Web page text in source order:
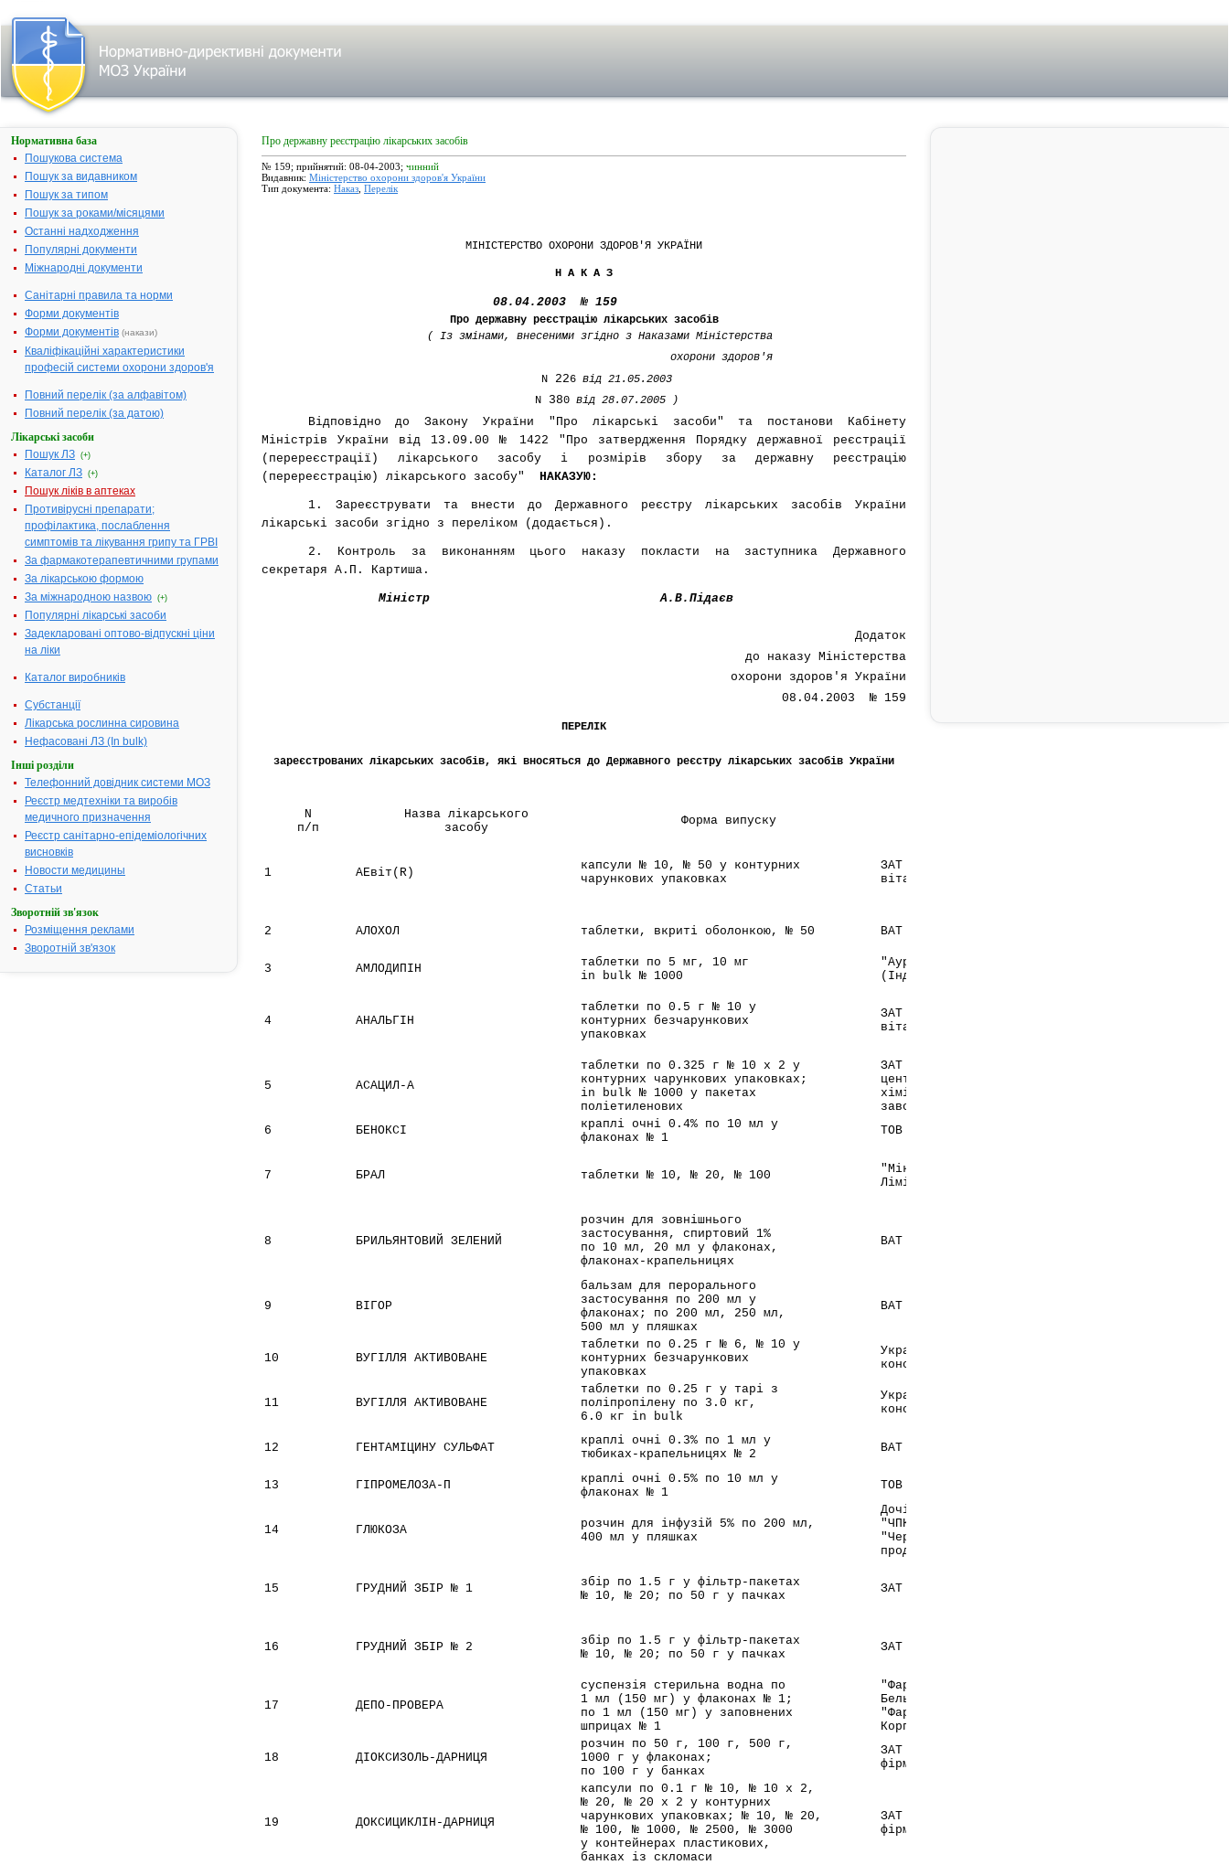
Нормативна база
Пошукова система
Пошук за видавником
Пошук за типом
Пошук за роками/місяцями
Останні надходження
Популярні документи
Міжнародні документи
Санітарні правила та норми
Форми документів
Форми документів (накази)
Кваліфікаційні характеристики
професій системи охорони здоров'я
Повний перелік (за алфавітом)
Повний перелік (за датою)
Лікарські засоби
Пошук ЛЗ (+)
Каталог ЛЗ (+)
Пошук ліків в аптеках
Противірусні препарати;
профілактика, послаблення
симптомів та лікування грипу та ГРВІ
За фармакотерапевтичними групами
За лікарською формою
За міжнародною назвою (+)
Популярні лікарські засоби
Задекларовані оптово-відпускні ціни
на ліки
Каталог виробників
Субстанції
Лікарська рослинна сировина
Нефасовані ЛЗ (In bulk)
Інші розділи
Телефонний довідник системи МОЗ
Реєстр медтехніки та виробів
медичного призначення
Реєстр санітарно-епідеміологічних
висновків
Новости медицины
Статьи
Зворотній зв'язок
Розміщення реклами
Зворотній зв'язок
Про державну реєстрацію лікарських засобів
№ 159; прийнятий: 08-04-2003; чинний
Видавник: Міністерство охорони здоров'я України
Тип документа: Наказ Перелік
МІНІСТЕРСТВО ОХОРОНИ ЗДОРОВ'Я УКРАЇНИ
Н А К А З
08.04.2003 № 159
Про державну реєстрацію лікарських засобів
( Із змінами, внесеними згідно з Наказами Міністерства
охорони здоров'я
N226від 21.05.2003
N380від 28.07.2005 )
Відповідно до Закону України "Про лікарські засоби"
та постанови Кабінету
Міністрів України від 13.09.00 № 1422 "Про затвердження Порядку державної реєстрації
(перереєстрації) лікарського засобу і розмірів збору за державну реєстрацію
(перереєстрацію) лікарського засобу"
НАКАЗУЮ:
1. Зареєструвати та внести до Державного реєстру лікарських засобів України
лікарські засоби згідно з переліком (додається).
2. Контроль за виконанням цього наказу покласти на заступника Державного
секретаря А.П. Картиша.
Міністр А.В.Підаєв
Додаток
до наказу Міністерства
охорони здоров'я України
08.04.2003 № 159
ПЕРЕЛІК
зареєстрованих лікарських засобів, які вносяться до Державного реєстру лікарських засобів України
N
п/п
Назва лікарського
засобу
Форма випуску
1 АЕвіт(R)
капсули № 10, № 50 у контурних
чарункових упаковках
ЗАТ "Київський
вітамінний завод"
2 АЛОХОЛ таблетки, вкриті оболонкою, № 50 ВАТ "Бєлмедпрепарати"
3
АМЛОДИПІН
таблетки по 5 мг, 10 мг
in bulk № 1000
"Аурохем Лабораторіз
(Індія) ПВТ. ЛТД."
4 АНАЛЬГІН
таблетки по 0.5 г № 10 у
контурних безчарункових
упаковках
ЗАТ "Київський
вітамінний завод"
5 АСАЦИЛ-А
таблетки по 0.325 г № 10 x 2 у
контурних чарункових упаковках;
in bulk № 1000 у пакетах
поліетиленових
ЗАТ Науково-виробничий
центр "Борщагівський
хіміко-фармацевтичний
завод"
6 БЕНОКСІ
краплі очні 0.4% по 10 мл у
флаконах № 1
ТОВ "УНІМЕД ФАРМА"
7 БРАЛ таблетки № 10, № 20, № 100
"Мікро Лабс.
Лімітед"
8 БРИЛЬЯНТОВИЙ ЗЕЛЕНИЙ
розчин для зовнішнього
застосування, спиртовий 1%
по 10 мл, 20 мл у флаконах,
флаконах-крапельницях
ВАТ "Фітофарм"
9 ВІГОР
бальзам для перорального
застосування по 200 мл у
флаконах; по 200 мл, 250 мл,
500 мл у пляшках
ВАТ "Біолік"
10 ВУГІЛЛЯ АКТИВОВАНЕ
таблетки по 0.25 г № 6, № 10 у
контурних безчарункових
упаковках
Український
консорціум "Екосорб"
11 ВУГІЛЛЯ АКТИВОВАНЕ
таблетки по 0.25 г у тарі з
поліпропілену по 3.0 кг,
6.0 кг in bulk
Український
консорціум "Екосорб"
12 ГЕНТАМІЦИНУ СУЛЬФАТ
краплі очні 0.3% по 1 мл у
тюбиках-крапельницях № 2
ВАТ "Бєлмедпрепарати"
13
ГІПРОМЕЛОЗА-П
краплі очні 0.5% по 10 мл у
флаконах № 1
ТОВ "УНІМЕД ФАРМА"
14 ГЛЮКОЗА
розчин для інфузій 5% по 200 мл,
400 мл у пляшках
Дочірнє підприємство
"ЧПК-ФАРМА" ТОВ
"Черкаська
продовольча компанія"
15 ГРУДНИЙ ЗБІР № 1
збір по 1.5 г у фільтр-пакетах
№ 10, № 20; по 50 г у пачках
ЗАТ "Ліктрави"
16 ГРУДНИЙ ЗБІР № 2
збір по 1.5 г у фільтр-пакетах
№ 10, № 20; по 50 г у пачках
ЗАТ "Ліктрави"
17 ДЕПО-ПРОВЕРА
суспензія стерильна водна по
1 мл (150 мг) у флаконах № 1;
по 1 мл (150 мг) у заповнених
шприцах № 1
"Фармація Н.В./С.А.",
Бельгія корпорації
"Фармація
Корпорейшен", США
18 ДІОКСИЗОЛЬ-ДАРНИЦЯ
розчин по 50 г, 100 г, 500 г,
1000 г у флаконах;
по 100 г у банках
ЗАТ "Фармацевтична
фірма "Дарниця"
19 ДОКСИЦИКЛІН-ДАРНИЦЯ
капсули по 0.1 г № 10, № 10 x 2,
№ 20, № 20 x 2 у контурних
чарункових упаковках; № 10, № 20,
№ 100, № 1000, № 2500, № 3000
у контейнерах пластикових,
банках із скломаси
ЗАТ "Фармацевтична
фірма "Дарниця"